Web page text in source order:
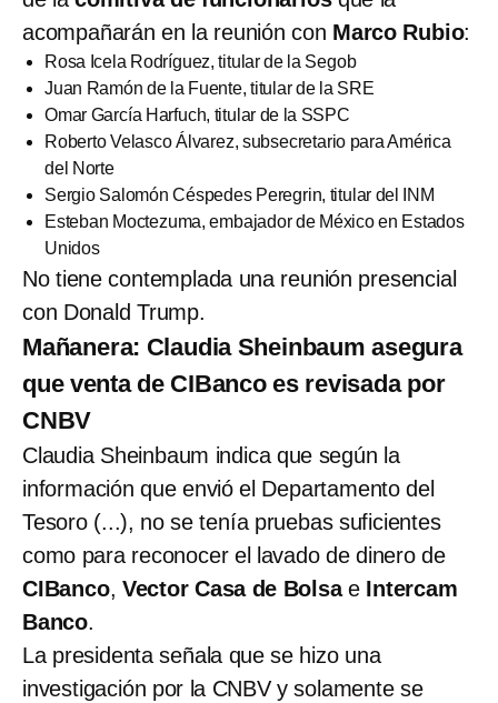
acompañarán en la reunión con Marco Rubio:
Rosa Icela Rodríguez, titular de la Segob
Juan Ramón de la Fuente, titular de la SRE
Omar García Harfuch, titular de la SSPC
Roberto Velasco Álvarez, subsecretario para América
del Norte
Sergio Salomón Céspedes Peregrin, titular del INM
Esteban Moctezuma, embajador de México en Estados
Unidos
No tiene contemplada una reunión presencial
con Donald Trump.
Mañanera: Claudia Sheinbaum asegura
que venta de CIBanco es revisada por
CNBV
Claudia Sheinbaum indica que según la
información que envió el Departamento del
Tesoro (...), no se tenía pruebas suficientes
como para reconocer el lavado de dinero de
CIBanco, Vector Casa de Bolsae Intercam
Banco.
La presidenta señala que se hizo una
investigación por la CNBV y solamente se